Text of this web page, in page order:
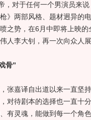
，对于任何一个男演员来
》两部风格、题材迥异的
之势，在6月中即将上映
人李大钊，再一次向众人
骨”
嘉译自出道以来一直坚
对待剧本的选择也一直十
有灵魂，能做到每一个角